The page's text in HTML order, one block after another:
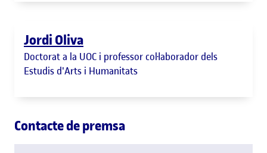
Jordi Oliva
Doctorat a la UOC i professor col·laborador dels
Estudis d'Arts i Humanitats
Contacte de premsa